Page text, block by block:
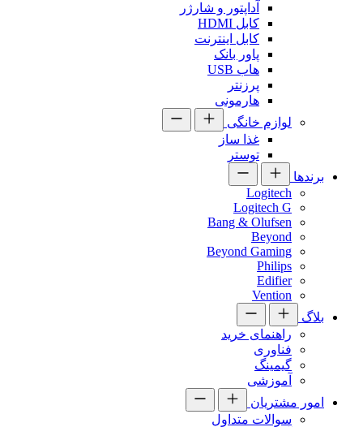
آداپتور و شارژر
کابل HDMI
کابل اینترنت
پاور بانک
هاب USB
پرزنتر
هارمونی
لوازم خانگی
غذا ساز
توستر
برندها
Logitech
Logitech G
Bang & Olufsen
Beyond
Beyond Gaming
Philips
Edifier
Vention
بلاگ
راهنمای خرید
فناوری
گیمینگ
آموزشی
امور مشتریان
سوالات متداول